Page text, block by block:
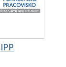
IPP